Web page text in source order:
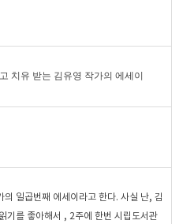
치유 받는 김유영 작가의 에세이
의 일곱번째 에세이라고 한다. 사실 난, 김
기를 좋아해서 , 2주에 한번 시립도서관